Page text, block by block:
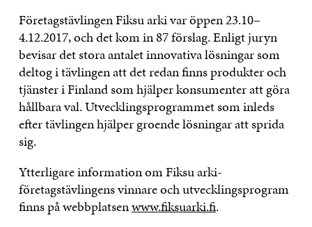
Företagstävlingen Fiksu arki var öppen 23.10–
4.12.2017, och det kom in 87 förslag. Enligt juryn
bevisar det stora antalet innovativa lösningar som
deltog i tävlingen att det redan finns produkter och
tjänster i Finland som hjälper konsumenter att göra
hållbara val. Utvecklingsprogrammet som inleds
efter tävlingen hjälper groende lösningar att sprida
sig.
Ytterligare information om Fiksu arki-
företagstävlingens vinnare och utvecklingsprogram
finns på webbplatsenwww.fiksuarki.fi.